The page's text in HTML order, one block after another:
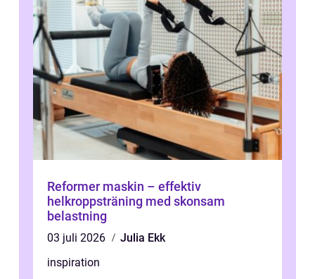
Reformer maskin – effektiv
helkroppsträning med skonsam
belastning
03 juli 2026
Julia Ekk
inspiration